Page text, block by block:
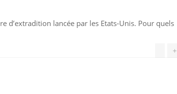
d’extradition lancée par les Etats-Unis. Pour quels
+